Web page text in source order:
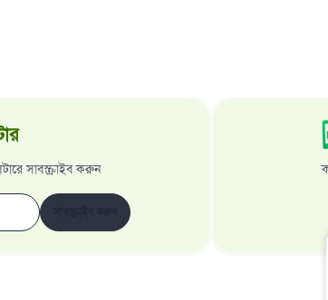
সাবস্ক্রাইব করুন